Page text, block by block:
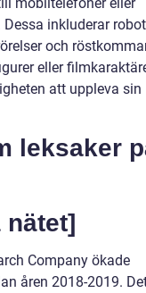
inkluderar
och
eller
att uppleva sin
leksaker
nätet]
Company ökade
åren 2018-2019.